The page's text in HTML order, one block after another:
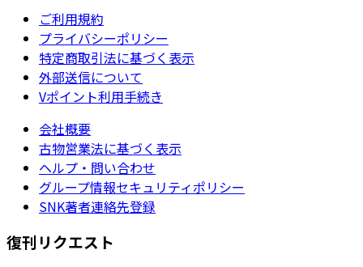
ご利用規約
プライバシーポリシー
特定商取引法に基づく表示
外部送信について
Vポイント利用手続き
会社概要
古物営業法に基づく表示
ヘルプ・問い合わせ
グループ情報セキュリティポリシー
SNK著者連絡先登録
復刊リクエスト